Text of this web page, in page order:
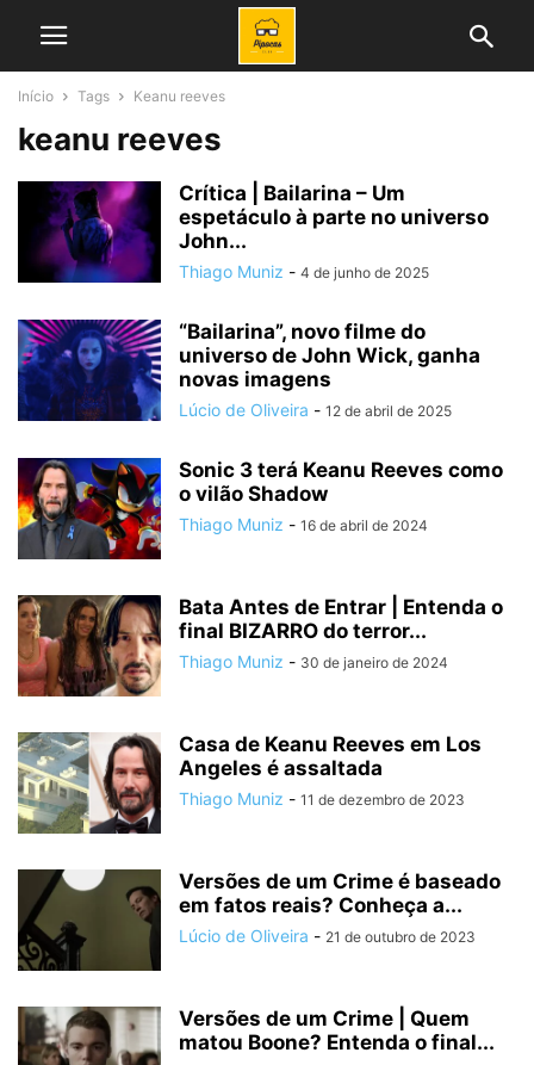
Início Tags Keanu reeves
keanu reeves
Crítica | Bailarina – Um
espetáculo à parte no universo
John...
Thiago Muniz - 4 de junho de 2025
“Bailarina”, novo filme do
universo de John Wick, ganha
novas imagens
Lúcio de Oliveira - 12 de abril de 2025
Sonic 3 terá Keanu Reeves como
o vilão Shadow
Thiago Muniz - 16 de abril de 2024
Bata Antes de Entrar | Entenda o
final BIZARRO do terror...
Thiago Muniz - 30 de janeiro de 2024
Casa de Keanu Reeves em Los
Angeles é assaltada
Thiago Muniz - 11 de dezembro de 2023
Versões de um Crime é baseado
em fatos reais? Conheça a...
Lúcio de Oliveira - 21 de outubro de 2023
Versões de um Crime | Quem
matou Boone? Entenda o final...